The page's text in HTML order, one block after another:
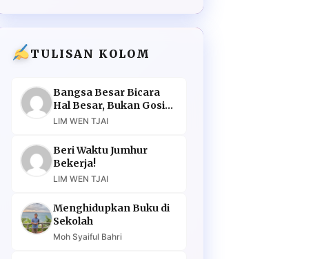
TULISAN KOLOM
Bangsa Besar Bicara
Hal Besar, Bukan Gosip
Murahan
LIM WEN TJAI
Beri Waktu Jumhur
Bekerja!
LIM WEN TJAI
Menghidupkan Buku di
Sekolah
Moh Syaiful Bahri